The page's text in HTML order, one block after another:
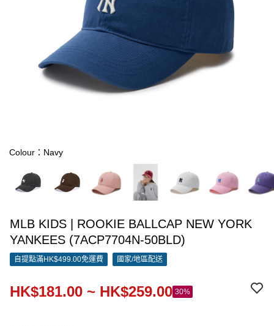
Colour：Navy
MLB KIDS | ROOKIE BALLCAP NEW YORK
YANKEES (7ACP7704N-50BLD)
自提點滿HK$499.00免運費 國家/地區配送
HK$181.00 ~ HK$259.00 30%